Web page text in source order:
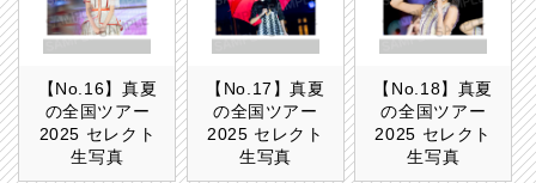
【No.16】真夏
の全国ツアー
2025 セレクト
生写真
【No.17】真夏
の全国ツアー
2025 セレクト
生写真
【No.18】真夏
の全国ツアー
2025 セレクト
生写真